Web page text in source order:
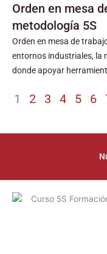
Orden en mesa
metodología 5S
Orden en mesa de
entornos industriales, la
donde apoyar
1 2 3 4 5 6